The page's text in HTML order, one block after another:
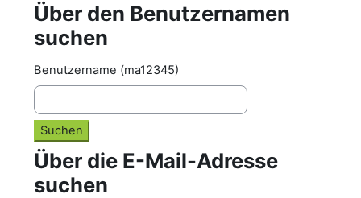
Über den Benutzernamen suchen
Über den Benutzernamen
suchen
Benutzername (ma12345)
Über die E-Mail-Adresse suchen
Über die E-Mail-Adresse
suchen